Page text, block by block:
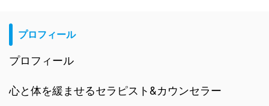
プロフィール
プロフィール
心と体を緩ませるセラピスト&カウンセラー